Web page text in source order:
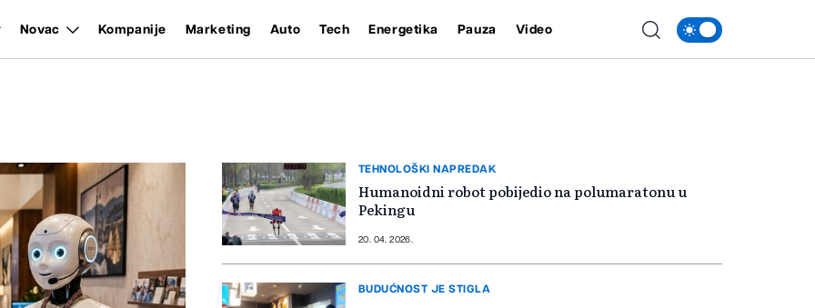
Novac Kompanije Marketing Auto Tech Energetika Pauza Video
TEHNOLOŠKI NAPREDAK
Humanoidni robot pobijedio na polumaratonu u
Pekingu
20. 04. 2026.
BUDUĆNOST JE STIGLA